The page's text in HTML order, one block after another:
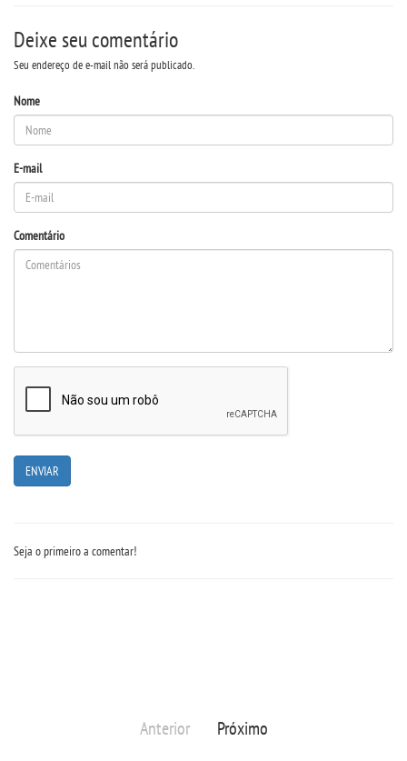
IMPRENSA
Deixe seu comentário
Seu endereço de e-mail não será publicado.
Nome
E-mail
Comentário
Seja o primeiro a comentar!
Anterior Próximo